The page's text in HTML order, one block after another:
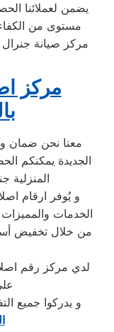
يضمن لعملائنا
مستوى من
مركز صيانة جنرال
مركز
معنا نحن ضمان و
الجديدة يمكنكم
المنزلية
و يُوفر ارقام
الخدمات
من خلال تخفيض
لدي مركز رقم
و يدركوا جميع